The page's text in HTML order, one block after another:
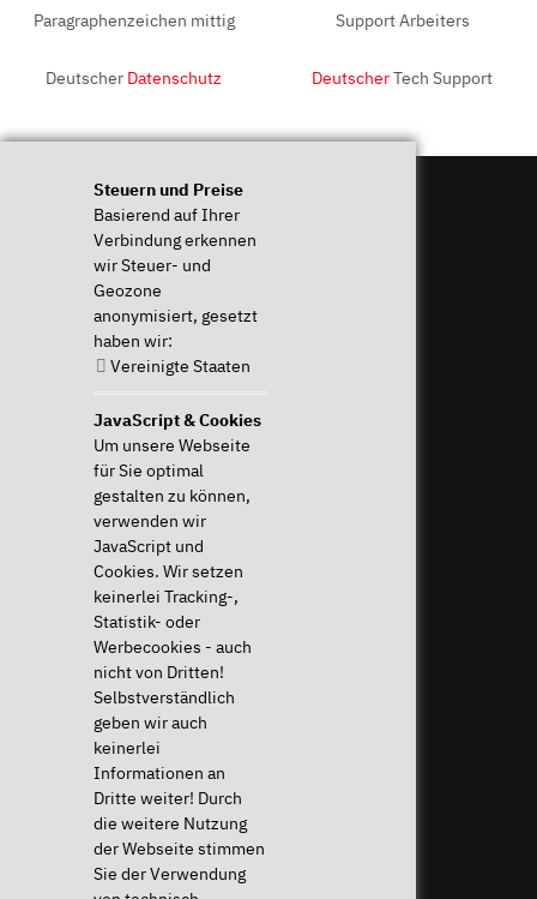
Steuern und Preise
Basierend auf Ihrer
Verbindung erkennen
wir Steuer- und
Geozone
anonymisiert, gesetzt
haben wir:
Vereinigte Staaten
JavaScript & Cookies
Um unsere Webseite
für Sie optimal
gestalten zu können,
verwenden wir
JavaScript und
Cookies. Wir setzen
keinerlei Tracking-,
Statistik- oder
Werbecookies - auch
nicht von Dritten!
Selbstverständlich
geben wir auch
keinerlei
Informationen an
Dritte weiter! Durch
die weitere Nutzung
der Webseite stimmen
Sie der Verwendung
Deutscher Datenschutz DeutscherTech Support
Beratung
Beratung
Widerruf ausführen
Über TUXEDO
TUXEDO Tomte
TUXEDO OS
Individuelle Logos und
Tastaturen
Hilfe & Support
Häufige Fragen (FAQ)
Downloads & Treiber
Systemdiagnose
Anleitungen
Hilfe für mein Gerät
Widerrufsrecht
Versandkosten & Lieferzeiten
Zahlungsarten
Community